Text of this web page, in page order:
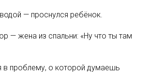
— проснулся ребёнок.
— жена из спальни: «Ну что ты там
в проблему, о которой думаешь